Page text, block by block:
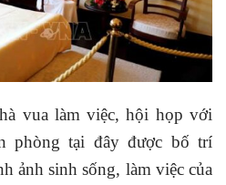
vua làm việc, hội họp với
phòng tại đây được bố trí
ảnh sinh sống, làm việc của